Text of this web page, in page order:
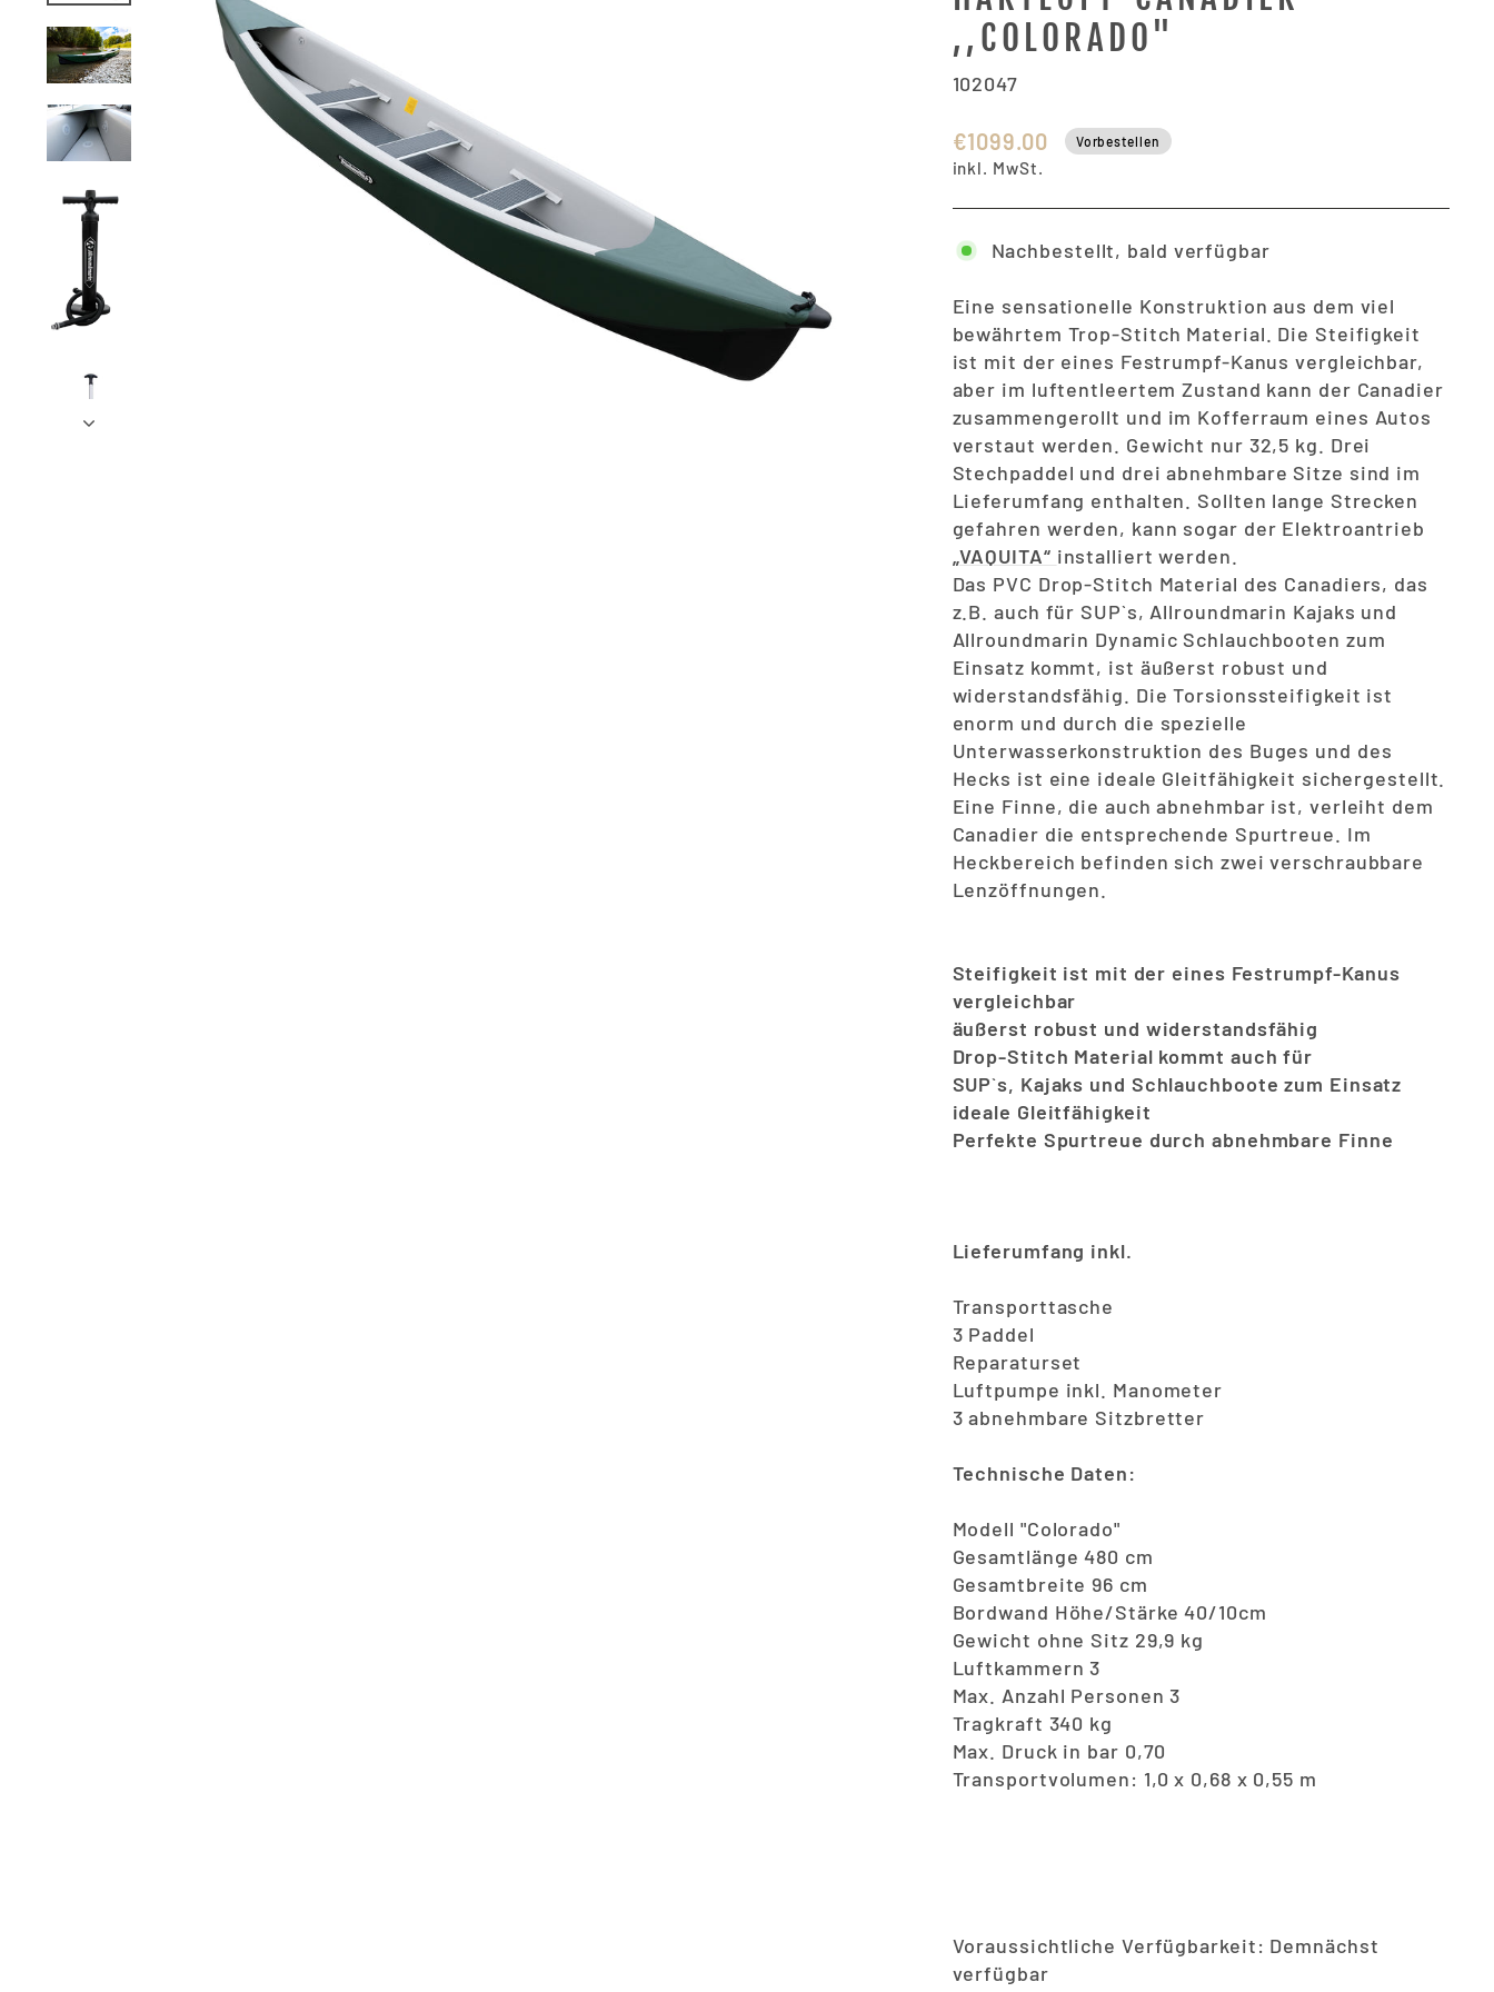
,,COLORADO"
102047
Normaler
Preis
€1099.00 Vorbestellen
inkl. MwSt.
Nachbestellt, bald verfügbar
Eine sensationelle Konstruktion aus dem viel
bewährtem Trop-Stitch Material. Die Steifigkeit
ist mit der eines Festrumpf-Kanus vergleichbar,
aber im luftentleertem Zustand kann der Canadier
zusammengerollt und im Kofferraum eines Autos
verstaut werden. Gewicht nur 32,5 kg. Drei
Stechpaddel und drei abnehmbare Sitze sind im
Lieferumfang enthalten. Sollten lange Strecken
gefahren werden, kann sogar der Elektroantrieb
„VAQUITA“ installiert werden.
Das PVC Drop-Stitch Material des Canadiers, das
z.B. auch für SUP`s, Allroundmarin Kajaks und
Allroundmarin Dynamic Schlauchbooten zum
Einsatz kommt, ist äußerst robust und
widerstandsfähig. Die Torsionssteifigkeit ist
enorm und durch die spezielle
Unterwasserkonstruktion des Buges und des
Hecks ist eine ideale Gleitfähigkeit sichergestellt.
Eine Finne, die auch abnehmbar ist, verleiht dem
Canadier die entsprechende Spurtreue. Im
Heckbereich befinden sich zwei verschraubbare
Lenzöffnungen.
Steifigkeit ist mit der eines Festrumpf-Kanus
vergleichbar
äußerst robust und widerstandsfähig
Drop-Stitch Material kommt auch für
SUP`s, Kajaks und Schlauchboote zum Einsatz
ideale Gleitfähigkeit
Perfekte Spurtreue durch abnehmbare Finne
Lieferumfang inkl.
Transporttasche
3 Paddel
Reparaturset
Luftpumpe inkl. Manometer
3 abnehmbare Sitzbretter
Technische Daten:
Modell "Colorado"
Gesamtlänge 480 cm
Gesamtbreite 96 cm
Bordwand Höhe/Stärke 40/10cm
Gewicht ohne Sitz 29,9 kg
Luftkammern 3
Max. Anzahl Personen 3
Tragkraft 340 kg
Max. Druck in bar 0,70
Transportvolumen: 1,0 x 0,68 x 0,55 m
Voraussichtliche Verfügbarkeit: Demnächst
verfügbar